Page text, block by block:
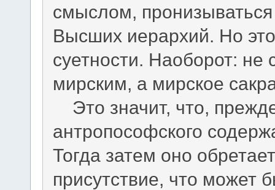
смыслом,
Высших иерархий. Но
суетности. Наоборот: не
мирским, а мирское
Это значит, что,
антропософского
Тогда затем оно
присутствие, что может